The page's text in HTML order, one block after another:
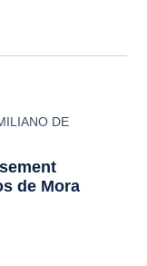
DE
de Mora